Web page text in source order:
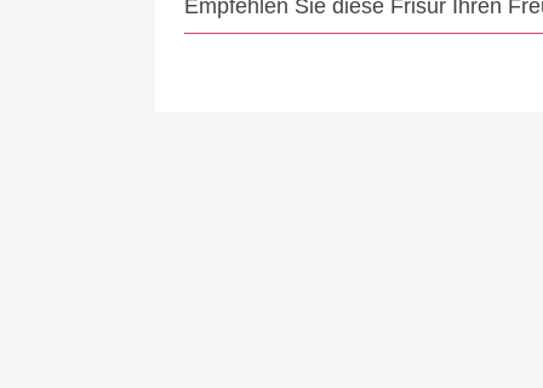
Empfehlen Sie diese Frisur Ihren